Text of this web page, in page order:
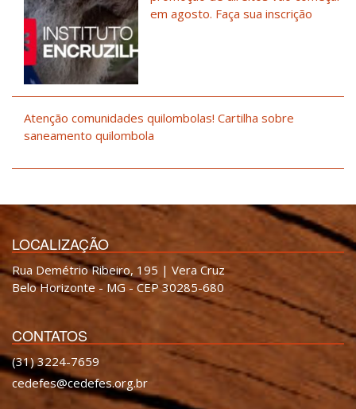
em agosto. Faça sua inscrição
Atenção comunidades quilombolas! Cartilha sobre
saneamento quilombola
LOCALIZAÇÃO
Rua Demétrio Ribeiro, 195 | Vera Cruz
Belo Horizonte - MG - CEP 30285-680
CONTATOS
(31) 3224-7659
cedefes@cedefes.org.br